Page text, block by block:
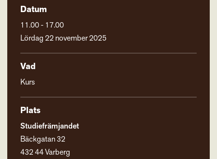
Datum
11.00 - 17.00
Lördag 22 november 2025
Vad
Kurs
Plats
Studiefrämjandet
Bäckgatan 32
432 44 Varberg